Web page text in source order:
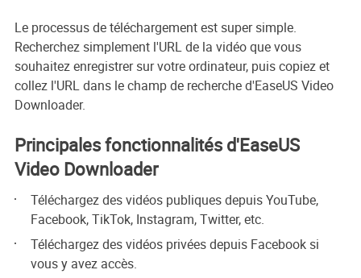
Le processus de téléchargement est super simple.
Recherchez simplement l'URL de la vidéo que vous
souhaitez enregistrer sur votre ordinateur, puis copiez et
collez l'URL dans le champ de recherche d'EaseUS Video
Downloader.
Principales fonctionnalités d'EaseUS
Video Downloader
Téléchargez des vidéos publiques depuis YouTube,
Facebook, TikTok, Instagram, Twitter, etc.
Téléchargez des vidéos privées depuis Facebook si
vous y avez accès.